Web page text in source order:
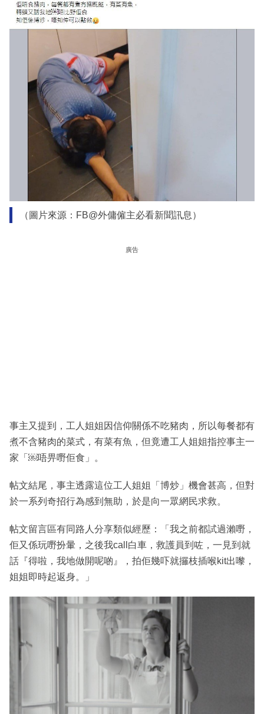
（圖片來源：FB@外傭僱主必看新聞訊息）
廣告
事主又提到，工人姐姐因信仰關係不吃豬肉，所以每餐都有
煮不含豬肉的菜式，有菜有魚，但竟遭工人姐姐指控事主一
家「￼唔畀嘢佢食」。
帖文結尾，事主透露這位工人姐姐「博炒」機會甚高，但對
於一系列奇招行為感到無助，於是向一眾網民求救。
帖文留言區有同路人分享類似經歷：「我之前都試過瀨嘢，
佢又係玩嘢扮暈，之後我call白車，救護員到咗，一見到就
話『得啦，我地做開呢啲』，拍佢幾吓就攞枝插喉kit出嚟，
姐姐即時起返身。」